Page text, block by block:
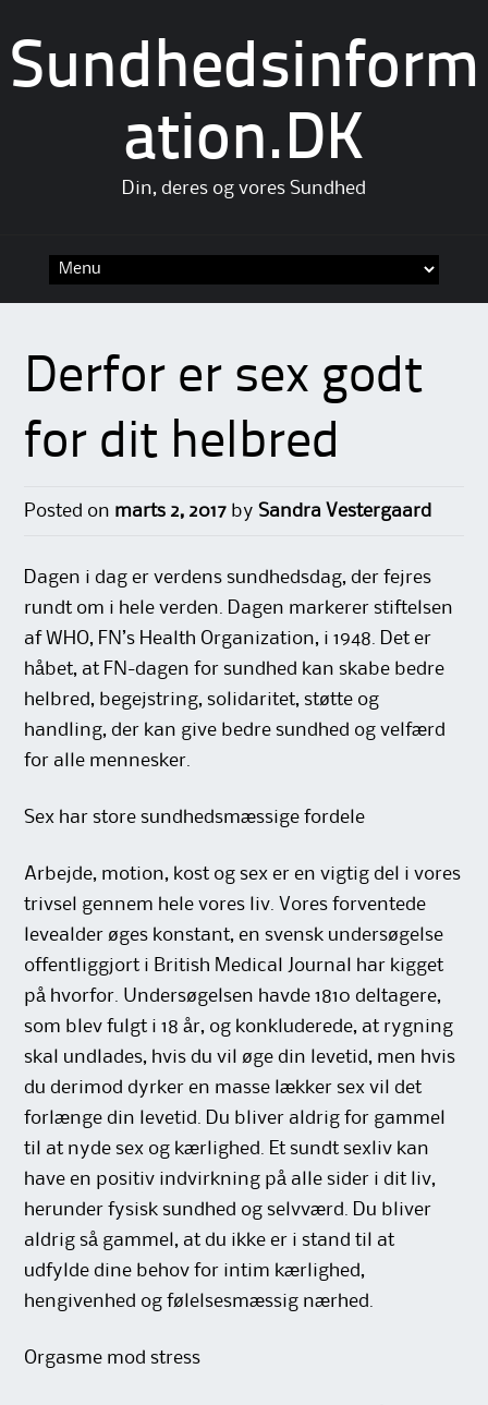
Sundhedsinform
ation.DK
Din, deres og vores Sundhed
Derfor er sex godt
for dit helbred
Posted on marts 2, 2017 bySandra Vestergaard
Dagen i dag er verdens sundhedsdag, der fejres
rundt om i hele verden. Dagen markerer stiftelsen
af WHO, FN’s Health Organization, i 1948. Det er
håbet, at FN-dagen for sundhed kan skabe bedre
helbred, begejstring, solidaritet, støtte og
handling, der kan give bedre sundhed og velfærd
for alle mennesker.
Sex har store sundhedsmæssige fordele
Arbejde, motion, kost og sex er en vigtig del i vores
trivsel gennem hele vores liv. Vores forventede
levealder øges konstant, en svensk undersøgelse
offentliggjort i British Medical Journal har kigget
på hvorfor. Undersøgelsen havde 1810 deltagere,
som blev fulgt i 18 år, og konkluderede, at rygning
skal undlades, hvis du vil øge din levetid, men hvis
du derimod dyrker en masse lækker sex vil det
forlænge din levetid. Du bliver aldrig for gammel
til at nyde sex og kærlighed. Et sundt sexliv kan
have en positiv indvirkning på alle sider i dit liv,
herunder fysisk sundhed og selvværd. Du bliver
aldrig så gammel, at du ikke er i stand til at
udfylde dine behov for intim kærlighed,
hengivenhed og følelsesmæssig nærhed.
Orgasme mod stress